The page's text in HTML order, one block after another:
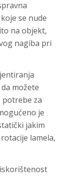
se nude
na objekt,
nagiba pri
možete
potrebe za
je
jakim
lamela,